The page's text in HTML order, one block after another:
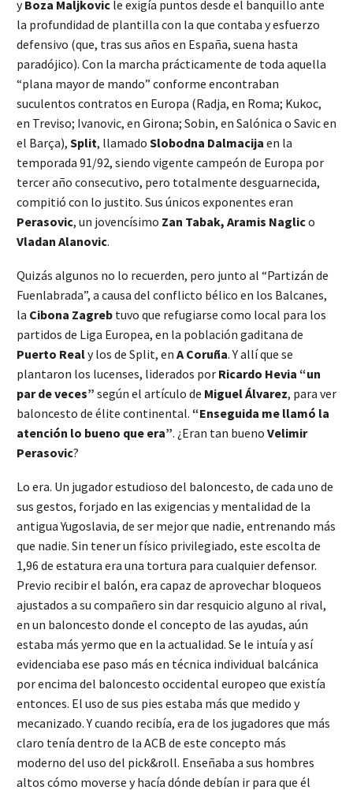
yBoza Maljkovic le exigía puntos desde el banquillo ante
la profundidad de plantilla con la que contaba y esfuerzo
defensivo (que, tras sus años en España, suena hasta
paradójico). Con la marcha prácticamente de toda aquella
“plana mayor de mando” conforme encontraban
suculentos contratos en Europa (Radja, en Roma; Kukoc,
en Treviso; Ivanovic, en Girona; Sobin, en Salónica o Savic en
el Barça), Split, llamado Slobodna Dalmacija en la
temporada 91/92, siendo vigente campeón de Europa por
tercer año consecutivo, pero totalmente desguarnecida,
compitió con lo justito. Sus únicos exponentes eran
Perasovic, un jovencísimo Zan Tabak, Aramis Naglico
Vladan Alanovic.
Quizás algunos no lo recuerden, pero junto al “Partizán de
Fuenlabrada”, a causa del conflicto bélico en los Balcanes,
la Cibona Zagreb tuvo que refugiarse como local para los
partidos de Liga Europea, en la población gaditana de
Puerto Realy los de Split, en A Coruña. Y allí que se
plantaron los lucenses, liderados por Ricardo Hevia “un
par de veces” según el artículo de Miguel Álvarez, para ver
baloncesto de élite continental. “Enseguida me llamó la
atención lo bueno que era”. ¿Eran tan bueno Velimir
Perasovic?
Lo era. Un jugador estudioso del baloncesto, de cada uno de
sus gestos, forjado en las exigencias y mentalidad de la
antigua Yugoslavia, de ser mejor que nadie, entrenando más
que nadie. Sin tener un físico privilegiado, este escolta de
1,96 de estatura era una tortura para cualquier defensor.
Previo recibir el balón, era capaz de aprovechar bloqueos
ajustados a su compañero sin dar resquicio alguno al rival,
en un baloncesto donde el concepto de las ayudas, aún
estaba más yermo que en la actualidad. Se le intuía y así
evidenciaba ese paso más en técnica individual balcánica
por encima del baloncesto occidental europeo que existía
entonces. El uso de sus pies estaba más que medido y
mecanizado. Y cuando recibía, era de los jugadores que más
claro tenía dentro de la ACB de este concepto más
moderno del uso del pick&roll. Enseñaba a sus hombres
altos cómo moverse y hacía dónde debían ir para que él